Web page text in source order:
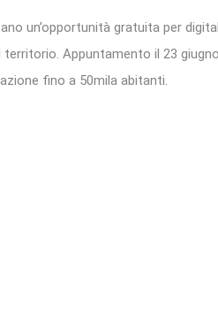
un’opportunità gratuita per
Appuntamento il 23
fino a 50mila abitanti.